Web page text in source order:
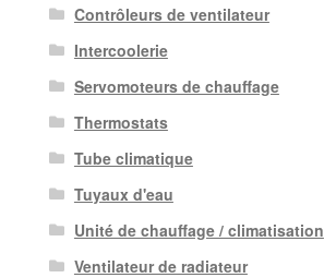
Contrôleurs de ventilateur
Intercoolerie
Servomoteurs de chauffage
Thermostats
Tube climatique
Tuyaux d'eau
Unité de chauffage / climatisation
Ventilateur de radiateur